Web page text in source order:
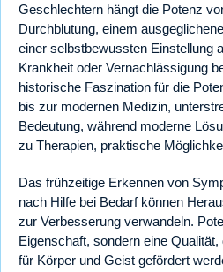
Geschlechtern hängt die Potenz
Durchblutung, einem
einer selbstbewussten Einstellung
Krankheit oder Vernachlässigung
historische Faszination für die
bis zur modernen Medizin,
Bedeutung, während moderne
zu Therapien, praktische
Das frühzeitige Erkennen von
nach Hilfe bei Bedarf können
zur Verbesserung verwandeln.
Eigenschaft, sondern eine
für Körper und Geist gefördert